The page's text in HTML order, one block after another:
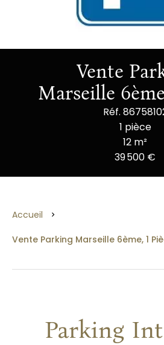
Vente
Marseille
Réf.
1 pièce
12 m²
39 500 €
Accueil
Vente Parking Marseille 6ème, 1
Parking